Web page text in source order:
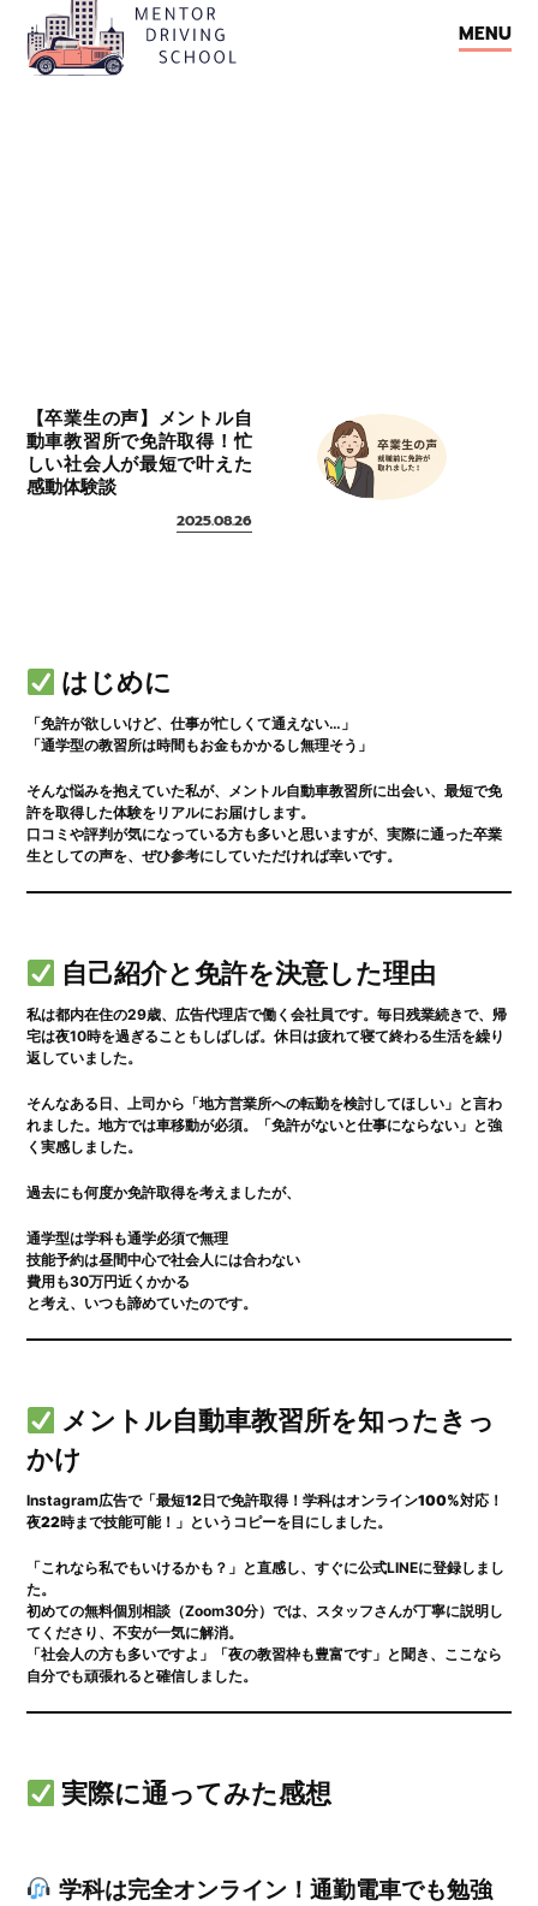
MENU
【卒業生の声】メントル自
動車教習所で免許取得！忙
しい社会人が最短で叶えた
感動体験談
2025.08.26
はじめに
「免許が欲しいけど、仕事が忙しくて通えない…」
「通学型の教習所は時間もお金もかかるし無理そう」
そんな悩みを抱えていた私が、 メントル自動車教習所に出会い、最短で免
許を取得した体験をリアルにお届けします。
口コミや評判が気になっている方も多いと思いますが、実際に通った卒業
生としての声を、ぜひ参考にしていただければ幸いです。
自己紹介と免許を決意した理由
私は都内在住の29歳、広告代理店で働く会社員です。毎日残業続きで、帰
宅は夜10時を過ぎることもしばしば。休日は疲れて寝て終わる生活を繰り
返していました。
そんなある日、上司から「地方営業所への転勤を検討してほしい」と言わ
れました。地方では車移動が必須。「免許がないと仕事にならない」と強
く実感しました。
過去にも何度か免許取得を考えましたが、
通学型は学科も通学必須で無理
技能予約は昼間中心で社会人には合わない
費用も30万円近くかかる
と考え、いつも諦めていたのです。
メントル自動車教習所を知ったきっ
かけ
Instagram広告で「最短12日で免許取得！学科はオンライン100%対応！
夜22時まで技能可能！ 」というコピーを目にしました。
「これなら私でもいけるかも？」と直感し、すぐに公式LINEに登録しまし
た。
初めての無料個別相談（Zoom30分）では、スタッフさんが丁寧に説明し
てくださり、不安が一気に解消。
「社会人の方も多いですよ」「夜の教習枠も豊富です」と聞き、ここなら
自分でも頑張れると確信しました。
実際に通ってみた感想
学科は完全オンライン！通勤電車でも勉強